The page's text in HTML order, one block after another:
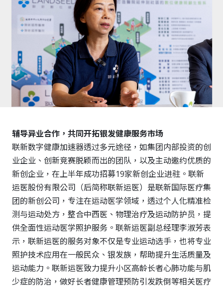
辅导异业合作，共同开拓银发健康服务市场
联新数字健康加速器透过多元途径，如集团内部投资的创
业企业、创新竞赛脱颖而出的团队，以及主动邀约优质的
新创企业，在上半年成功招募19家新创企业进驻。联新
运医股份有限公司（后简称联新运医）是联新国际医疗集
团的新创公司，专注在运动医学领域，透过个人化精准检
测与运动处方，整合中西医、物理治疗及运动防护员，提
供全面性运动医学照护服务。联新运医副总经理李淑芳表
示，联新运医的服务对象不仅是专业运动选手，也将专业
照护技术应用在一般民众、银发族，帮助提升生活质量及
运动能力。联新运医致力提升小区高龄长者心肺功能与肌
少症的防治，做好长者健康管理预防引发跌倒等相关医疗